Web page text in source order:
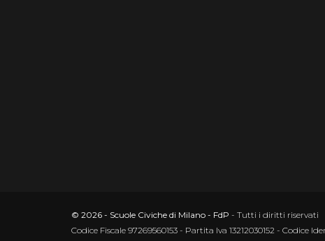
© 2026 - Scuole Civiche di Milano - FdP - Tutti i diritti riservati
Codice Fiscale 97269560153 - Partita Iva 13212030152 - Codice